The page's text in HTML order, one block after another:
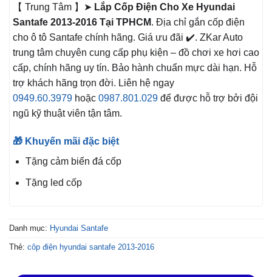
【 Trung Tâm 】➤ Lắp Cốp Điện Cho Xe Hyundai
Santafe 2013-2016 Tại TPHCM. Địa chỉ gắn cốp điện
cho ô tô Santafe chính hãng. Giá ưu đãi ✔️. ZKar Auto
trung tâm chuyên cung cấp phụ kiện – đồ chơi xe hơi cao
cấp, chính hãng uy tín. Bảo hành chuẩn mực dài hạn. Hỗ
trợ khách hãng trọn đời. Liên hệ ngay
0949.60.3979 hoặc 0987.801.029 để được hỗ trợ bởi đội
ngũ kỹ thuật viên tận tâm.
🎁 Khuyến mãi đặc biệt
Tặng cảm biến đá cốp
Tặng led cốp
Danh mục: Hyundai Santafe
Thẻ: côp điện hyundai santafe 2013-2016